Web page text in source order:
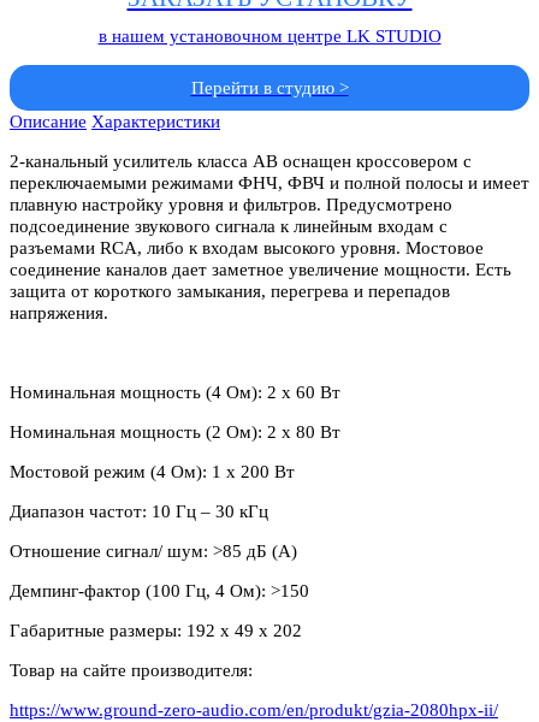
в нашем установочном центре LK STUDIO
Перейти в студию >
Описание Характеристики
2-канальный усилитель класса AB оснащен кроссовером с
переключаемыми режимами ФНЧ, ФВЧ и полной полосы и имеет
плавную настройку уровня и фильтров. Предусмотрено
подсоединение звукового сигнала к линейным входам с
разъемами RCA, либо к входам высокого уровня. Мостовое
соединение каналов дает заметное увеличение мощности. Есть
защита от короткого замыкания, перегрева и перепадов
напряжения.
Номинальная мощность (4 Ом): 2 x 60 Вт
Номинальная мощность (2 Ом): 2 x 80 Вт
Мостовой режим (4 Ом): 1 x 200 Вт
Диапазон частот: 10 Гц – 30 кГц
Отношение сигнал/ шум: >85 дБ (A)
Демпинг-фактор (100 Гц, 4 Ом): >150
Габаритные размеры: 192 x 49 x 202
Товар на сайте производителя:
https://www.ground-zero-audio.com/en/produkt/gzia-2080hpx-ii/